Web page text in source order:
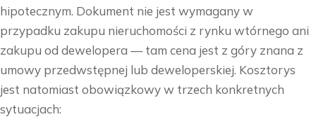
hipotecznym. Dokument nie jest wymagany w
przypadku zakupu nieruchomości z rynku wtórnego ani
zakupu od dewelopera — tam cena jest z góry znana z
umowy przedwstępnej lub deweloperskiej. Kosztorys
jest natomiast obowiązkowy w trzech konkretnych
sytuacjach: